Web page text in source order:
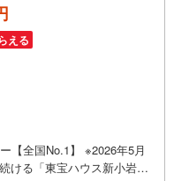
える
【全国No.1】 ※2026年5月
ける「東宝ハウス新小岩」